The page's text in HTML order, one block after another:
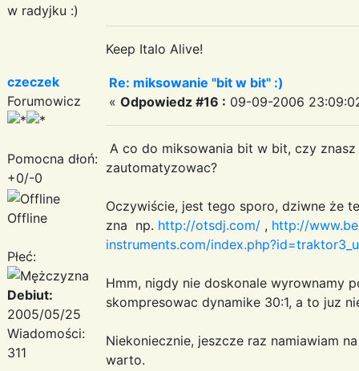
w radyjku :)
Keep Italo Alive!
czeczek
Forumowicz
Pomocna dłoń:
+0/-0
Offline
Płeć:
Debiut:
2005/05/25
Wiadomości:
311
Re: miksowanie "bit w bit" :)
« Odpowiedz #16 : 09-09-2006
A co do miksowania bit w bit, czy
zautomatyzowac?
Oczywiście, jest tego sporo, dziwne że
zna np. http://otsdj.com/ , http://
instruments.com/
Hmm, nigdy nie doskonale wyrownamy
skompresowac dynamike 30:1, a to juz
Niekoniecznie, jeszcze raz namiawiam
warto.